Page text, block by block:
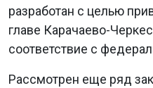
разработан с целью
главе Карачаево-
соответствие с
Рассмотрен еще ряд